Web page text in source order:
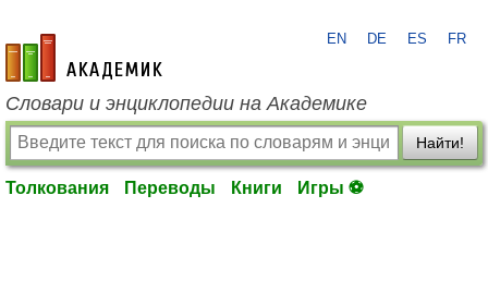
academic.ru
EN DE ES FR
Словари и энциклопедии на Академике
Найти!
Толкования Переводы Книги Игры ⚽